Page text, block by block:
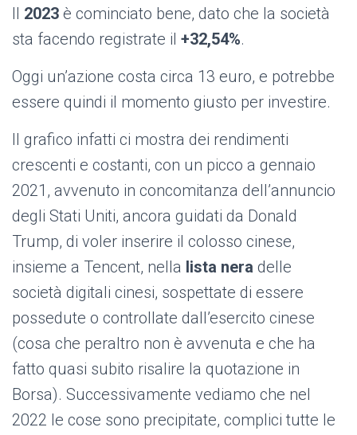
Il 2023 è cominciato bene, dato che la società
sta facendo registrate il +32,54%.
Oggi un’azione costa circa 13 euro, e potrebbe
essere quindi il momento giusto per investire.
Il grafico infatti ci mostra dei rendimenti
crescenti e costanti, con un picco a gennaio
2021, avvenuto in concomitanza dell’annuncio
degli Stati Uniti, ancora guidati da Donald
Trump, di voler inserire il colosso cinese,
insieme a Tencent, nella lista nera delle
società digitali cinesi, sospettate di essere
possedute o controllate dall’esercito cinese
(cosa che peraltro non è avvenuta e che ha
fatto quasi subito risalire la quotazione in
Borsa). Successivamente vediamo che nel
2022 le cose sono precipitate, complici tutte le